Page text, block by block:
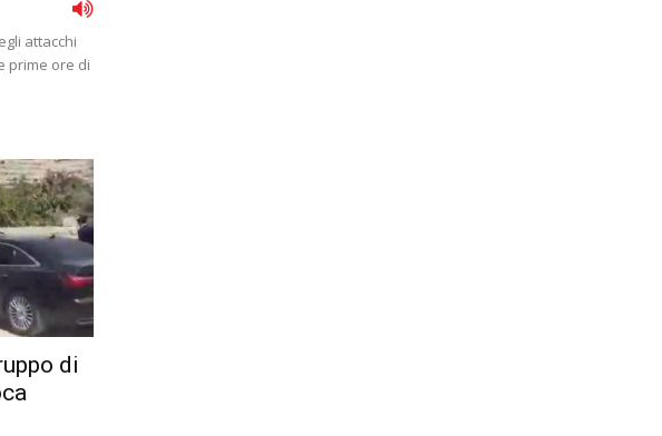
attacchi
prime ore di
di